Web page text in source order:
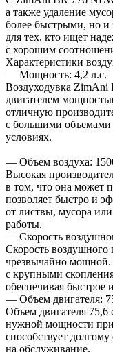
а также удаление
более быстрыми, но
для тех, кто ищет
с хорошим
Характеристики
— Мощность: 4,2 л.с.
Воздуходувка
двигателем
отличную
с большими
условиях.
— Объем воздуха:
Высокая
в том, что она может
позволяет быстро и
от листвы, мусора
работы.
— Скорость
Скорость воздушного
чрезвычайно мощной.
с крупными
обеспечивая быстрое
— Объем двигателя:
Объем двигателя 75,6
нужной мощности при
способствует
на обслуживание.